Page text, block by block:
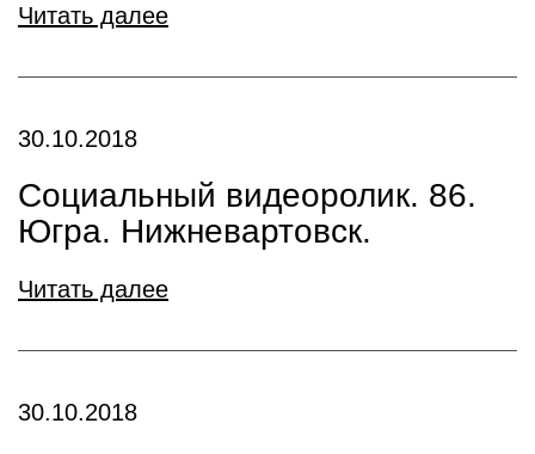
Читать далее
30.10.2018
Социальный видеоролик. 86.
Югра. Нижневартовск.
Читать далее
30.10.2018